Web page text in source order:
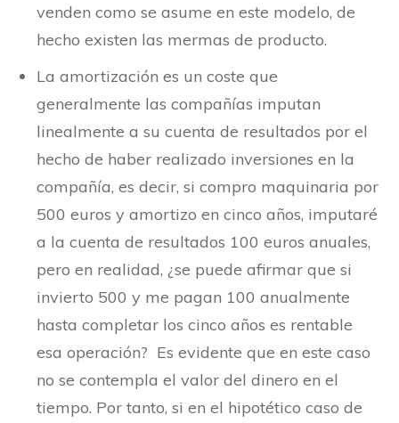
venden como se asume en este modelo, de
hecho existen las mermas de producto.
La amortización es un coste que
generalmente las compañías imputan
linealmente a su cuenta de resultados por el
hecho de haber realizado inversiones en la
compañía, es decir, si compro maquinaria por
500 euros y amortizo en cinco años, imputaré
a la cuenta de resultados 100 euros anuales,
pero en realidad, ¿se puede afirmar que si
invierto 500 y me pagan 100 anualmente
hasta completar los cinco años es rentable
esa operación? Es evidente que en este caso
no se contempla el valor del dinero en el
tiempo. Por tanto, si en el hipotético caso de